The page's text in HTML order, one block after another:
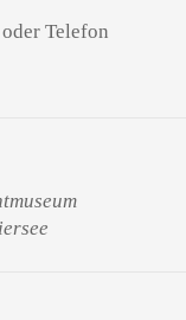
Telefon